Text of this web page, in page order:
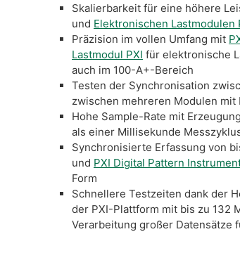
Skalierbarkeit für eine höhere
und Elektronischen Lastmodulen
Präzision im vollen Umfang mit
Lastmodul PXI für elektronische
auch im 100-A+-Bereich
Testen der Synchronisation
zwischen mehreren Modulen mit
Hohe Sample-Rate mit
als einer Millisekunde
Synchronisierte Erfassung von
und PXI Digital Pattern
Form
Schnellere Testzeiten dank der
der PXI-Plattform mit bis zu 132
Verarbeitung großer Datensätze